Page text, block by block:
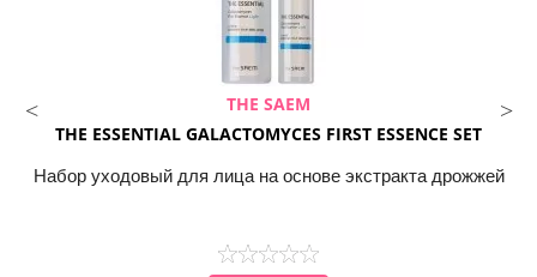
THE SAEM
THE ESSENTIAL GALACTOMYCES FIRST ESSENCE SET
Набор уходовый для лица на основе экстракта дрожжей